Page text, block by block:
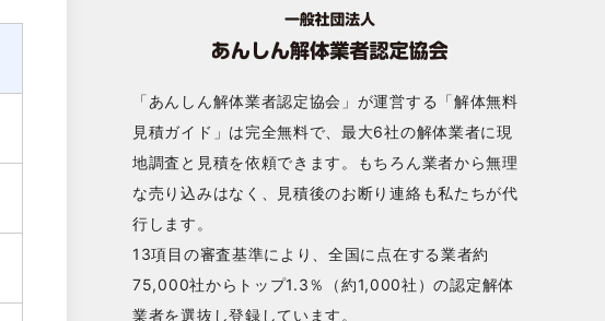
「あんしん解体業者認定協会」が運営する「解体無料
見積ガイド」は完全無料で、最大6社の解体業者に現
地調査と見積を依頼できます。もちろん業者から無理
な売り込みはなく、見積後のお断り連絡も私たちが代
行します。
13項目の審査基準により、全国に点在する業者約
75,000社からトップ1.3％（約1,000社）の認定解体
業者を選抜し登録しています。